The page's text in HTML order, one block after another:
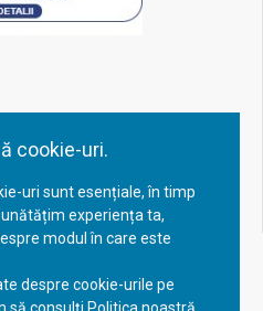
cookie-uri.
uri sunt esențiale, în timp
experiența ta,
modul în care este
despre cookie-urile pe